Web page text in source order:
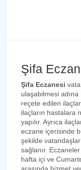
Şifa
Şifa Eczanesi
ulaşabilmesi
reçete edilen
ilaçların hastalara
yapılır. Ayrıca
eczane içerisinde
şekilde
sağlanır.
hafta içi ve